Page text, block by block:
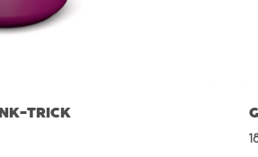
TRICK